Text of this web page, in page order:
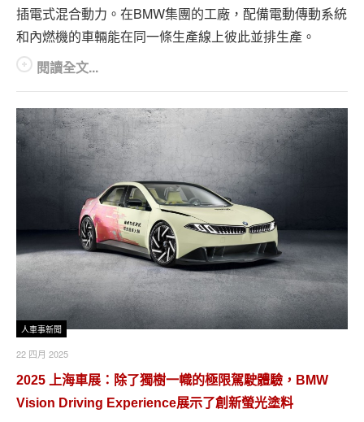
插電式混合動力。在BMW集團的工廠，配備電動傳動系統
和內燃機的車輛能在同一條生產線上彼此並排生產。
閱讀全文...
人車事新聞
22 四月 2025
2025 上海車展：除了獨樹一幟的極限駕駛體驗，BMW
Vision Driving Experience展示了創新螢光塗料